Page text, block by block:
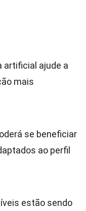
artificial ajude a
mais
se beneficiar
ao perfil
estão sendo